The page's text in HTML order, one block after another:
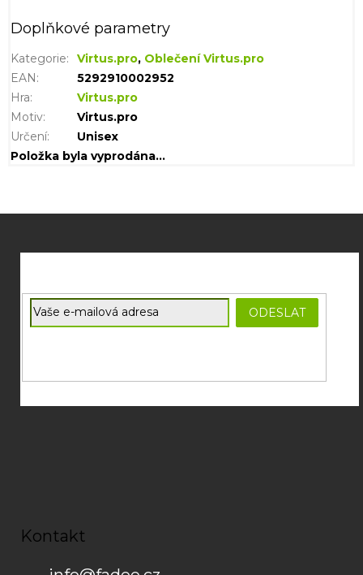
Doplňkové parametry
Kategorie: Virtus.pro, Oblečení Virtus.pro
EAN:
5292910002952
Hra:
Virtus.pro
Motiv:
Virtus.pro
Určení:
Unisex
Položka byla vyprodána…
E-mail
ODESLAT
Kontakt